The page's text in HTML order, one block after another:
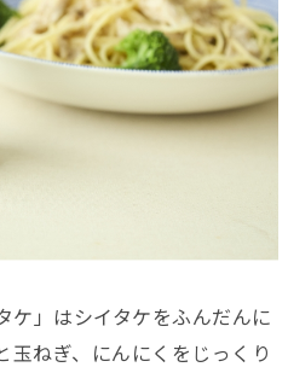
ケ」はシイタケをふんだんに
玉ねぎ、にんにくをじっくり